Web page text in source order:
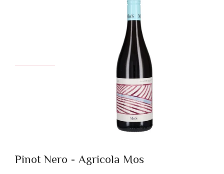
Pinot Nero - Agricola Mos